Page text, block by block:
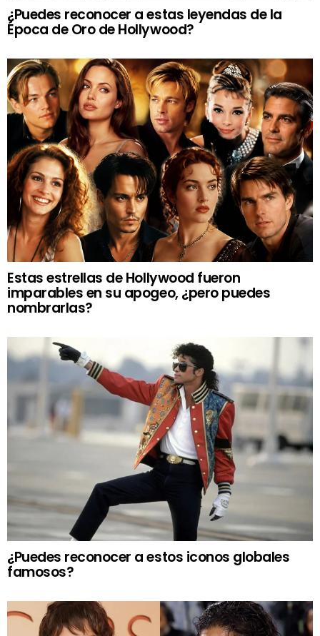
¿Puedes reconocer a estas leyendas de la
Época de Oro de Hollywood?
Estas estrellas de Hollywood fueron
imparables en su apogeo, ¿pero puedes
nombrarlas?
¿Puedes reconocer a estos iconos globales
famosos?